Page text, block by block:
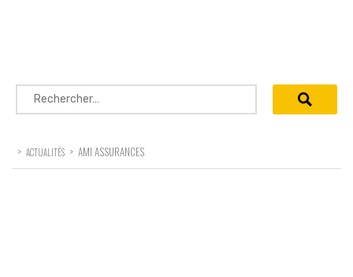
Rechercher :
> ACTUALITÉS > AMI ASSURANCES